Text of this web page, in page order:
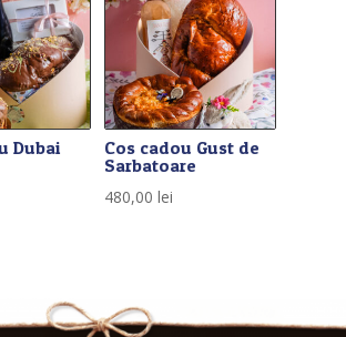
Dubai
Cos cadou Gust de
Sarbatoare
480,00lei